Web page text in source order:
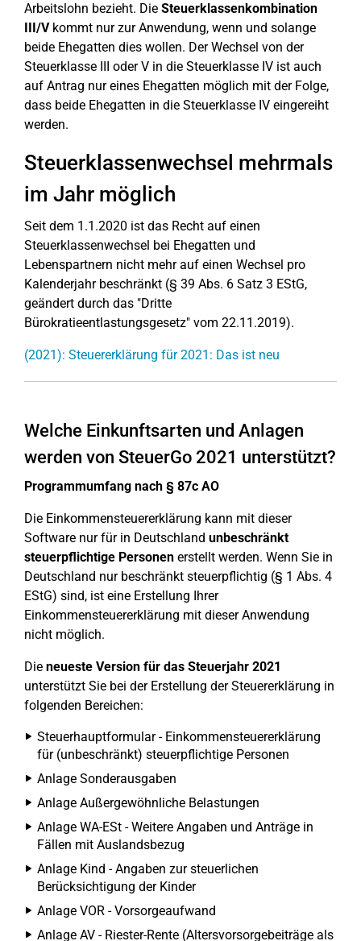
Arbeitslohn bezieht. Die Steuerklassenkombination
III/Vkommt nur zur Anwendung, wenn und solange
beide Ehegatten dies wollen. Der Wechsel von der
Steuerklasse III oder V in die Steuerklasse IV ist auch
auf Antrag nur eines Ehegatten möglich mit der Folge,
dass beide Ehegatten in die Steuerklasse IV eingereiht
werden.
Steuerklassenwechsel mehrmals
im Jahr möglich
Seit dem 1.1.2020 ist das Recht auf einen
Steuerklassenwechsel bei Ehegatten und
Lebenspartnern nicht mehr auf einen Wechsel pro
Kalenderjahr beschränkt (§ 39 Abs. 6 Satz 3 EStG,
geändert durch das "Dritte
Bürokratieentlastungsgesetz" vom 22.11.2019).
(2021): Steuererklärung für 2021: Das ist neu
Welche Einkunftsarten und Anlagen
werden von SteuerGo 2021 unterstützt?
Programmumfang nach § 87c AO
Die Einkommensteuererklärung kann mit dieser
Software nur für in Deutschland unbeschränkt
steuerpflichtige Personen erstellt werden. Wenn Sie in
Deutschland nur beschränkt steuerpflichtig (§ 1 Abs. 4
EStG) sind, ist eine Erstellung Ihrer
Einkommensteuererklärung mit dieser Anwendung
nicht möglich.
Die neueste Version für das Steuerjahr 2021
unterstützt Sie bei der Erstellung der Steuererklärung in
folgenden Bereichen:
Steuerhauptformular - Einkommensteuererklärung
für (unbeschränkt) steuerpflichtige Personen
Anlage Sonderausgaben
Anlage Außergewöhnliche Belastungen
Anlage WA-ESt - Weitere Angaben und Anträge in
Fällen mit Auslandsbezug
Anlage Kind - Angaben zur steuerlichen
Berücksichtigung der Kinder
Anlage VOR - Vorsorgeaufwand
Anlage AV - Riester-Rente (Altersvorsorgebeiträge als